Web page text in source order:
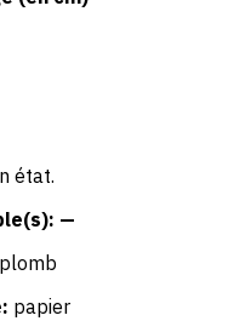
état.
—
papier